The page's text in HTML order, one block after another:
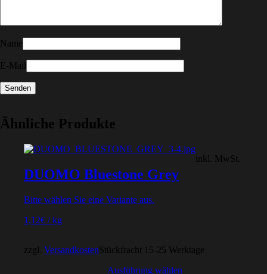
Name
E-Mail
Ähnliche Produkte
DUOMO Bluestone Grey
Bitte wählen Sie eine Variante aus.
1,12€ /kg
inkl. MwSt.
zzgl. VersandkostenStückfracht 15-25 Werktage
Ausführung wählen